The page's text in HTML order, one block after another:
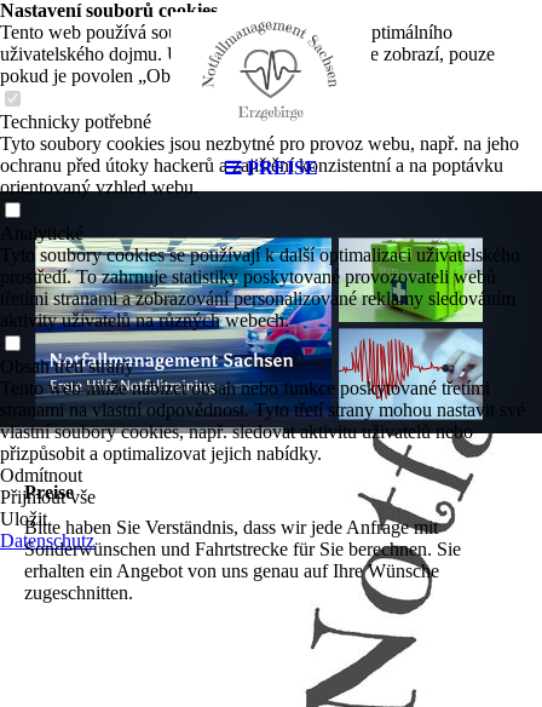
PREISE
Preise
Bitte haben Sie Verständnis, dass wir jede Anfrage mit
Sonderwünschen und Fahrtstrecke für Sie berechnen. Sie
erhalten ein Angebot von uns genau auf Ihre Wünsche
zugeschnitten.
Nastavení souborů cookies
Tento web používá soubory cookies k zajištění optimálního
uživatelského dojmu. Určitý obsah třetích stran se zobrazí, pouze
pokud je povolen „Obsah třetích stran“.
Technicky potřebné
Tyto soubory cookies jsou nezbytné pro provoz webu, např. na jeho
ochranu před útoky hackerů a zajištění konzistentní a na poptávku
orientovaný vzhled webu.
Analytické
Tyto soubory cookies se používají k další optimalizaci uživatelského
prostředí. To zahrnuje statistiky poskytované provozovateli webů
třetími stranami a zobrazování personalizované reklamy sledováním
aktivity uživatelů na různých webech.
Obsah třetí strany
Tento web může nabízet obsah nebo funkce poskytované třetími
stranami na vlastní odpovědnost. Tyto třetí strany mohou nastavit své
vlastní soubory cookies, např. sledovat aktivitu uživatelů nebo
přizpůsobit a optimalizovat jejich nabídky.
Odmítnout
Přijmout vše
Uložit
Datenschutz